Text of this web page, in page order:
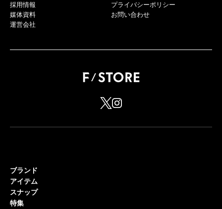
採用情報
媒体資料
運営会社
プライバシーポリシー
お問い合わせ
ブランド
アイテム
スナップ
特集